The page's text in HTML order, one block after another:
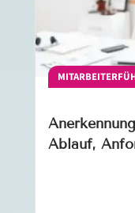
Ablauf,